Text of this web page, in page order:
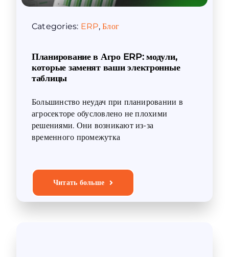
Categories: ERP,Блог
Планирование в Агро ERP: модули,
которые заменят ваши электронные
таблицы
Большинство неудач при планировании в
агросекторе обусловлено не плохими
решениями. Они возникают из-за
временного промежутка
Читать больше